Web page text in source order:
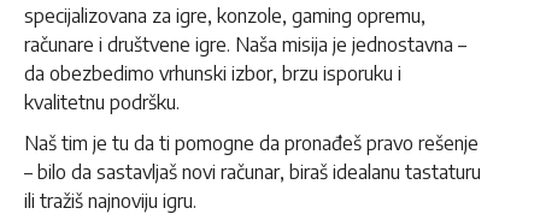
specijalizovana za igre, konzole, gaming opremu,
računare i društvene igre. Naša misija je jednostavna –
da obezbedimo vrhunski izbor, brzu isporuku i
kvalitetnu podršku.
Naš tim je tu da ti pomogne da pronađeš pravo rešenje
– bilo da sastavljaš novi računar, biraš idealanu tastaturu
ili tražiš najnoviju igru.